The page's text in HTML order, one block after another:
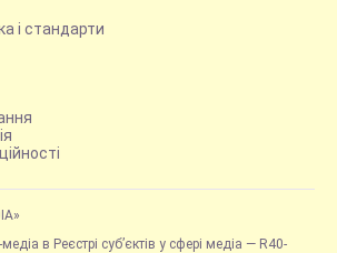
і стандарти
в Реєстрі суб’єктів у сфері медіа — R40-